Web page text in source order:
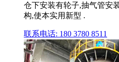
仓下安装有轮子,抽气管安
构,使本实用新型 .
联系电话: 180 3780 8511